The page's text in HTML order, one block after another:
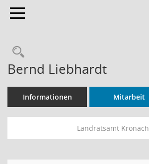
Toggle navigation
Rechercheauswahl
Bernd Liebhardt
Informationen Mitarbeit
Landratsamt Kronach